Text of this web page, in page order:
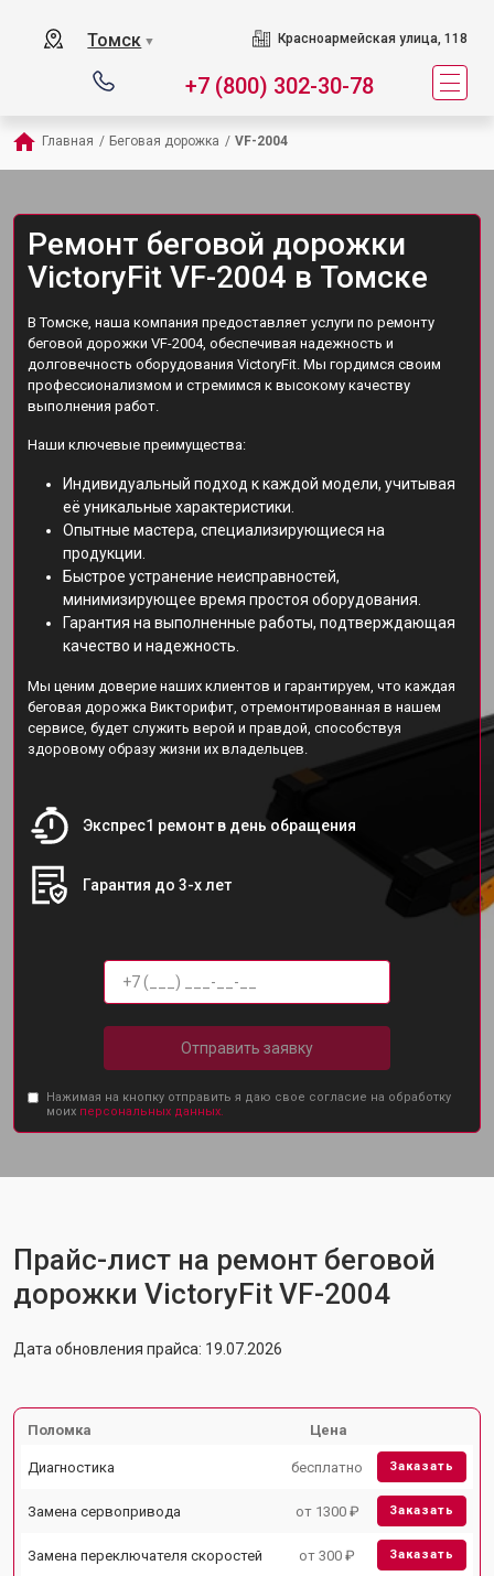
Томск ▼ Красноармейская улица, 118
+7 (800) 302-30-78
Главная / Беговая дорожка / VF-2004
Ремонт беговой дорожки
VictoryFit VF-2004 в Томске
В Томске, наша компания предоставляет услуги по ремонту
беговой дорожки VF-2004, обеспечивая надежность и
долговечность оборудования VictoryFit. Мы гордимся своим
профессионализмом и стремимся к высокому качеству
выполнения работ.
Наши ключевые преимущества:
Индивидуальный подход к каждой модели, учитывая
её уникальные характеристики.
Опытные мастера, специализирующиеся на
продукции.
Быстрое устранение неисправностей,
минимизирующее время простоя оборудования.
Гарантия на выполненные работы, подтверждающая
качество и надежность.
Мы ценим доверие наших клиентов и гарантируем, что каждая
беговая дорожка Викторифит, отремонтированная в нашем
сервисе, будет служить верой и правдой, способствуя
здоровому образу жизни их владельцев.
Экспрес1 ремонт в день обращения
Гарантия до 3-х лет
Отправить заявку
Нажимая на кнопку отправить я даю свое согласие на обработку
моих персональных данных.
Прайс-лист на ремонт беговой
дорожки VictoryFit VF-2004
Дата обновления прайса: 19.07.2026
Поломка Цена
Диагностика бесплатно Заказать
Замена сервопривода от 1300 ₽ Заказать
Замена переключателя скоростей от 300 ₽ Заказать